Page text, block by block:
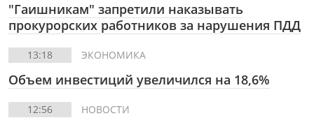
"Гаишникам" запретили наказывать
прокурорских работников за нарушения ПДД
13:18 ЭКОНОМИКА
Объем инвестиций увеличился на 18,6%
12:56 НОВОСТИ